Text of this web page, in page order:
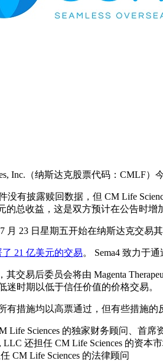
Inc.（纳斯达克股票代码：CMLF
没有披露赎回数据，但 CM Life
的总收益，这是双方预计在公告时增
月 23 日星期五开始在纳斯达克交易
21 亿美元的交易。 Sema4 致力于
其交易后委员会将由 Magenta
迷时期以低于信任价值的价格交易。
有措施均以高票通过，但有些措施
Life Sciences 的独家财务顾问、首席
LLC 还担任 CM Life Sciences 的资本
CM Life Sciences 的法律顾问